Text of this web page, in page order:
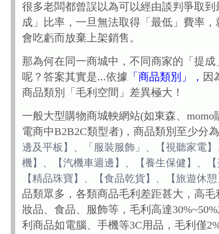
很多老闆都曾誤以為可以經由談判爭取到
成」比率，一旦無法取得「最低」費率，
會吃虧而放棄上架銷售。
那為何在同一商城中，不同商家的「提成
呢？答案其實是...依據 「商品類別」， 因
商品類別「毛利空間」差異極大！
一般大型購物商城軮網站(如東森、momo
電商中B2B2C類型者)，商品類別至少分
邊及平板】、「服裝服飾」、【視聽家電
機】、【汽機車週邊】、【養生保健】、
【精品珠寶】、【食品乾貨】、【旅遊休
品類眾多，各類商品毛利差距甚大，高毛
妝品、食品、服飾等，毛利高達
利商品如電腦、手機等3C用品，毛利僅